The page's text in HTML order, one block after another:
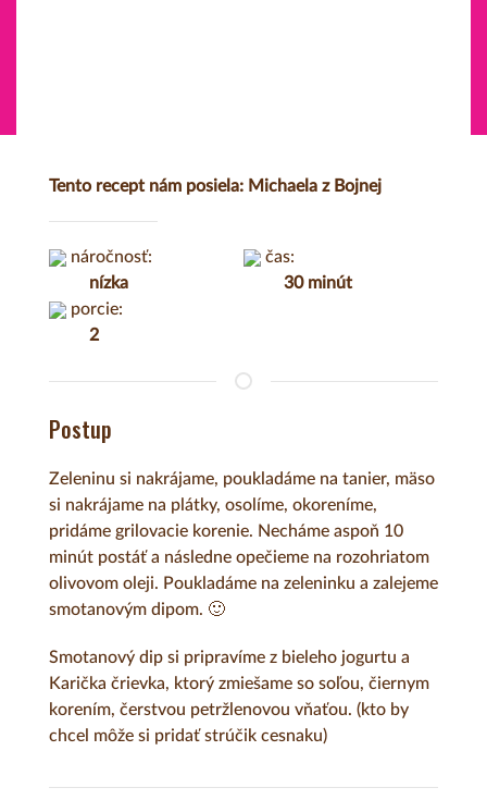
Tento recept nám posiela: Michaela z Bojnej
náročnosť:
nízka
čas:
30 minút
porcie:
2
Postup
Zeleninu si nakrájame, poukladáme na tanier, mäso
si nakrájame na plátky, osolíme, okoreníme,
pridáme grilovacie korenie. Necháme aspoň 10
minút postáť a následne opečieme na rozohriatom
olivovom oleji. Poukladáme na zeleninku a zalejeme
smotanovým dipom. 🙂
Smotanový dip si pripravíme z bieleho jogurtu a
Karička črievka, ktorý zmiešame so soľou, čiernym
korením, čerstvou petržlenovou vňaťou. (kto by
chcel môže si pridať strúčik cesnaku)